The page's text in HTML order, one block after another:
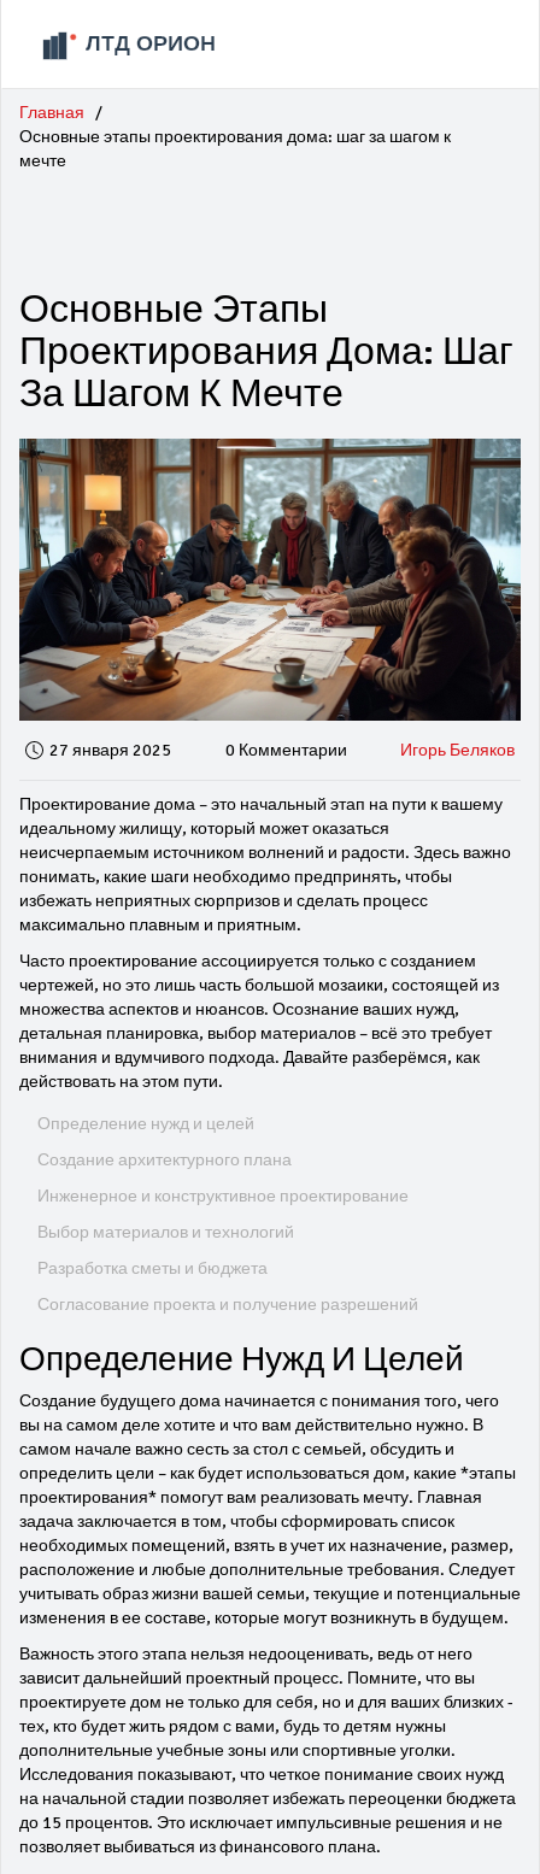
Главная
Основные этапы проектирования дома: шаг за шагом к
мечте
Основные Этапы
Проектирования Дома: Шаг
За Шагом К Мечте
27 января 2025 0 Комментарии Игорь Беляков
Проектирование дома – это начальный этап на пути к вашему
идеальному жилищу, который может оказаться
неисчерпаемым источником волнений и радости. Здесь важно
понимать, какие шаги необходимо предпринять, чтобы
избежать неприятных сюрпризов и сделать процесс
максимально плавным и приятным.
Часто проектирование ассоциируется только с созданием
чертежей, но это лишь часть большой мозаики, состоящей из
множества аспектов и нюансов. Осознание ваших нужд,
детальная планировка, выбор материалов – всё это требует
внимания и вдумчивого подхода. Давайте разберёмся, как
действовать на этом пути.
Определение нужд и целей
Создание архитектурного плана
Инженерное и конструктивное проектирование
Выбор материалов и технологий
Разработка сметы и бюджета
Согласование проекта и получение разрешений
Определение Нужд И Целей
Создание будущего дома начинается с понимания того, чего
вы на самом деле хотите и что вам действительно нужно. В
самом начале важно сесть за стол с семьей, обсудить и
определить цели – как будет использоваться дом, какие *этапы
проектирования* помогут вам реализовать мечту. Главная
задача заключается в том, чтобы сформировать список
необходимых помещений, взять в учет их назначение, размер,
расположение и любые дополнительные требования. Следует
учитывать образ жизни вашей семьи, текущие и потенциальные
изменения в ее составе, которые могут возникнуть в будущем.
Важность этого этапа нельзя недооценивать, ведь от него
зависит дальнейший проектный процесс. Помните, что вы
проектируете дом не только для себя, но и для ваших близких -
тех, кто будет жить рядом с вами, будь то детям нужны
дополнительные учебные зоны или спортивные уголки.
Исследования показывают, что четкое понимание своих нужд
на начальной стадии позволяет избежать переоценки бюджета
до 15 процентов. Это исключает импульсивные решения и не
позволяет выбиваться из финансового плана.